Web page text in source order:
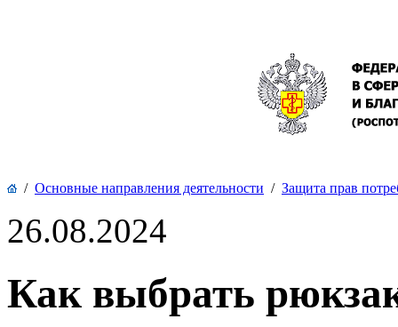
/ Основные направления деятельности / Защита прав
26.08.2024
Как выбрать